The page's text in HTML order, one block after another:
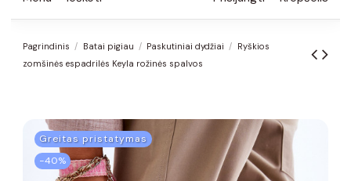
Pagrindinis Batai pigiau Paskutiniai dydžiai
Ryškios
zomšinės espadrilės Keyla rožinės spalvos
Greitas pristatymas
−40%